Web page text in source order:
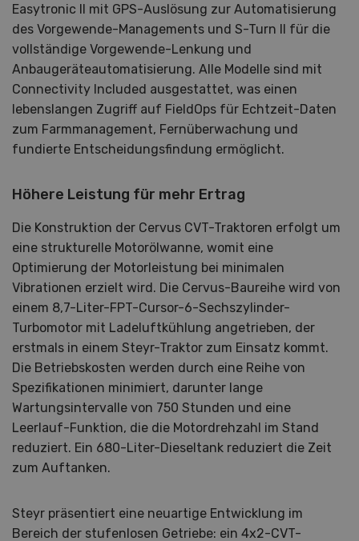
Easytronic II mit GPS-Auslösung zur Automatisierung
des Vorgewende-Managements und S-Turn II für die
vollständige Vorgewende-Lenkung und
Anbaugeräteautomatisierung. Alle Modelle sind mit
Connectivity Included ausgestattet, was einen
lebenslangen Zugriff auf FieldOps für Echtzeit-Daten
zum Farmmanagement, Fernüberwachung und
fundierte Entscheidungsfindung ermöglicht.
Höhere Leistung für mehr Ertrag
Die Konstruktion der Cervus CVT-Traktoren erfolgt um
eine strukturelle Motorölwanne, womit eine
Optimierung der Motorleistung bei minimalen
Vibrationen erzielt wird. Die Cervus-Baureihe wird von
einem 8,7-Liter-FPT-Cursor-6-Sechszylinder-
Turbomotor mit Ladeluftkühlung angetrieben, der
erstmals in einem Steyr-Traktor zum Einsatz kommt.
Die Betriebskosten werden durch eine Reihe von
Spezifikationen minimiert, darunter lange
Wartungsintervalle von 750 Stunden und eine
Leerlauf-Funktion, die die Motordrehzahl im Stand
reduziert. Ein 680-Liter-Dieseltank reduziert die Zeit
zum Auftanken.
Steyr präsentiert eine neuartige Entwicklung im
Bereich der stufenlosen Getriebe: ein 4x2-CVT-